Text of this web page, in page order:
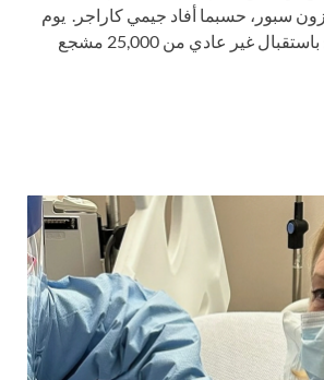
سبور، حسبما أفاد جيمي كاراجر. يوم
الأربعاء، حظي صلاح باستقبال غير عادي من 25,000 مشجع